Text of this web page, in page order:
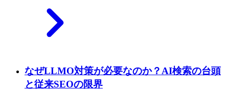
なぜLLMO対策が必要なのか？AI検索の台頭
と従来SEOの限界